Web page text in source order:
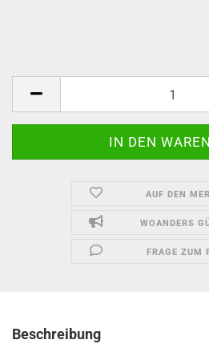
AUF DEN
WOANDERS
FRAGE ZUM
Beschreibung